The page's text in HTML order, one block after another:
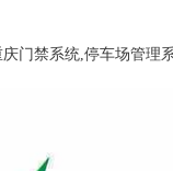
门禁系统,停车场管理